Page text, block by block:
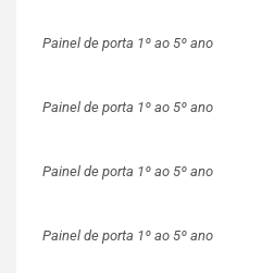
Painel de porta 1º ao 5º ano
Painel de porta 1º ao 5º ano
Painel de porta 1º ao 5º ano
Painel de porta 1º ao 5º ano